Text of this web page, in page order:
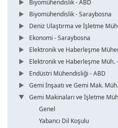
Biyomühendislik - ABD
Biyomühendislik - Saraybosna
Deniz Ulaştırma ve İşletme
Ekonomi - Saraybosna
Elektronik ve Haberleşme
Elektronik ve Haberleşme Müh.
Endüstri Mühendisliği - ABD
Gemi İnşaatı ve Gemi Mak.
Gemi Makinaları ve İşletme
Genel
Yabancı Dil Koşulu